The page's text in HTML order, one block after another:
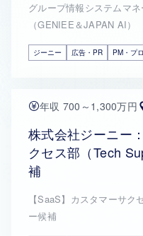
グループ情報システムマ
（GENIEE＆JAPAN AI）
ジーニー 広告・PR PM・プ
年収 700～1,300万円
株式会社ジーニー
クセス部（Tech
補
【SaaS】カスタマーサ
ー候補